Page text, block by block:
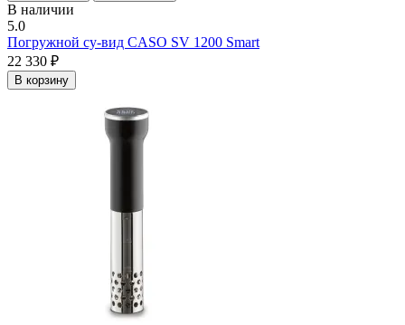
В наличии
5.0
Погружной су-вид CASO SV 1200 Smart
22 330 ₽
В корзину